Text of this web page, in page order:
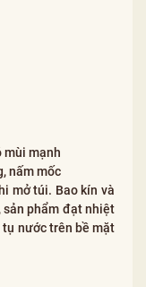
mùi mạnh
nấm mốc
mở túi. Bao kín và
sản phẩm đạt nhiệt
nước trên bề mặt